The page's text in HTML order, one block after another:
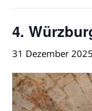
4.
31 Dezember